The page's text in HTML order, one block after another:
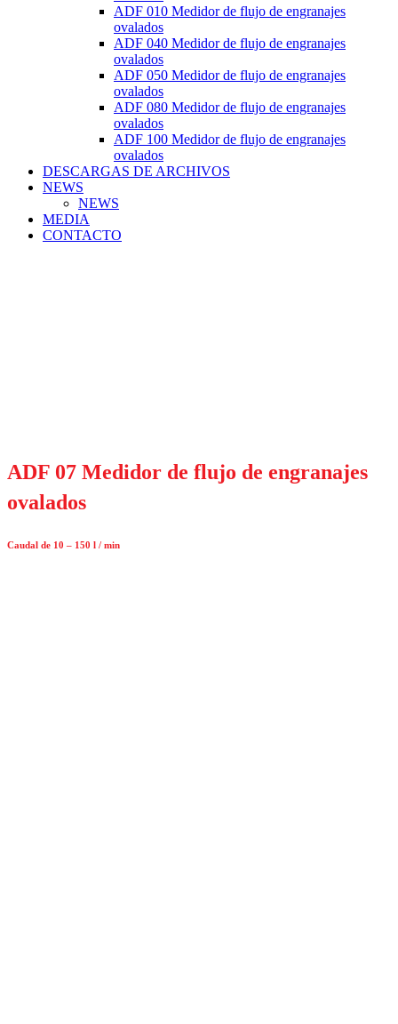
ADF 010 Medidor de flujo de engranajes
ovalados
ADF 040 Medidor de flujo de engranajes
ovalados
ADF 050 Medidor de flujo de engranajes
ovalados
ADF 080 Medidor de flujo de engranajes
ovalados
ADF 100 Medidor de flujo de engranajes
ovalados
DESCARGAS DE ARCHIVOS
NEWS
NEWS
MEDIA
CONTACTO
ADF 07 Medidor de flujo de engranajes
ovalados
Caudal de 10 – 150 l / min